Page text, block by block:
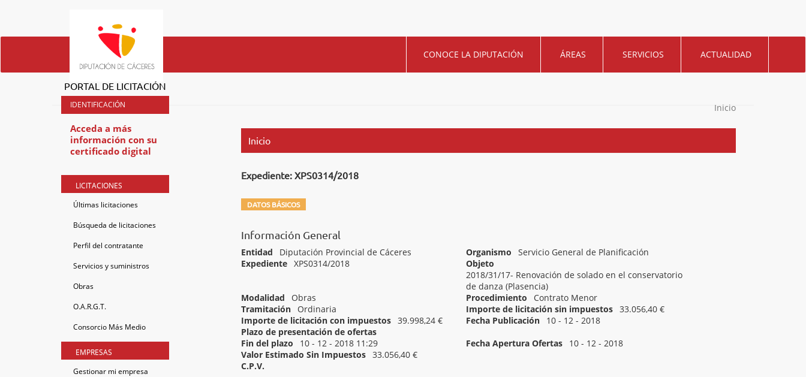
CONOCE LA DIPUTACIÓN ÁREAS SERVICIOS ACTUALIDAD
PORTAL DE LICITACIÓN
Acceda a más
información con su
certificado digital
LICITACIONES
Últimas licitaciones
Búsqueda de licitaciones
Perfil del contratante
Servicios y suministros
Obras
O.A.R.G.T.
Consorcio Más Medio
EMPRESAS
Gestionar mi empresa
Inicio
Inicio
Expediente: XPS0314/2018
DATOS BÁSICOS
Información General
Entidad Diputación Provincial de Cáceres Organismo
Servicio General de Planificación
Expediente XPS0314/2018
Objeto
2018/31/17- Renovación de solado en el conservatorio
de danza (Plasencia)
Modalidad
Obras Procedimiento
Contrato Menor
Tramitación
Ordinaria Importe de licitación sin impuestos 33.056,40 €
Importe de licitación con impuestos 39.998,24 € Fecha Publicación
10 - 12 - 2018
Plazo de presentación de ofertas
Fin del plazo
10 - 12 - 2018 11:29 Fecha Apertura Ofertas
10 - 12 - 2018
Valor Estimado Sin Impuestos 33.056,40 €
C.P.V.